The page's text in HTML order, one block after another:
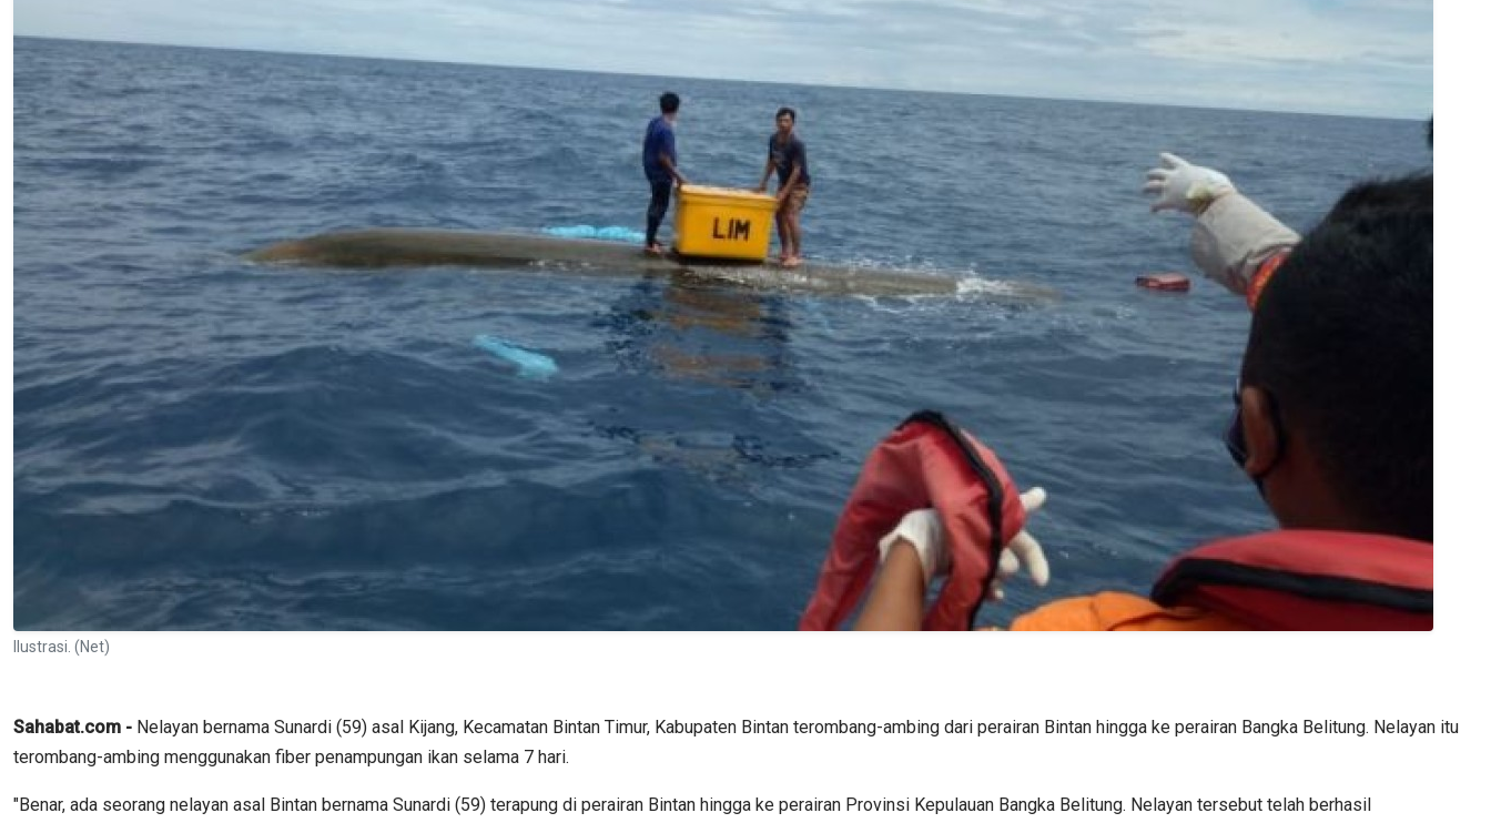
Ilustrasi. (Net)
Sahabat.com - Nelayan bernama Sunardi (59) asal Kijang, Kecamatan Bintan Timur, Kabupaten Bintan terombang-ambing dari perairan Bintan hingga ke perairan Bangka Belitung. Nelayan itu
terombang-ambing menggunakan fiber penampungan ikan selama 7 hari.
"Benar, ada seorang nelayan asal Bintan bernama Sunardi (59) terapung di perairan Bintan hingga ke perairan Provinsi Kepulauan Bangka Belitung. Nelayan tersebut telah berhasil